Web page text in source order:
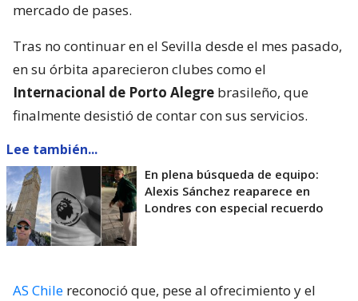
mercado de pases.
Tras no continuar en el Sevilla desde el mes pasado,
en su órbita aparecieron clubes como el
Internacional de Porto Alegre brasileño, que
finalmente desistió de contar con sus servicios.
Lee también...
En plena búsqueda de equipo:
Alexis Sánchez reaparece en
Londres con especial recuerdo
AS Chile reconoció que, pese al ofrecimiento y el